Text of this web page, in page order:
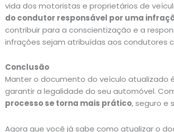
vida dos motoristas e proprietários de
do condutor responsável por uma
contribuir para a conscientização e a
infrações sejam atribuídas aos condutores
Conclusão
Manter o documento do veículo atualizado
garantir a legalidade do seu automóvel.
processo se torna mais prático, seguro e
Agora que você já sabe como atualizar o